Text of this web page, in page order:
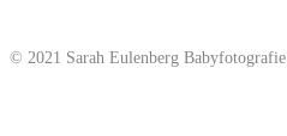
© 2021 Sarah Eulenberg Babyfotografie